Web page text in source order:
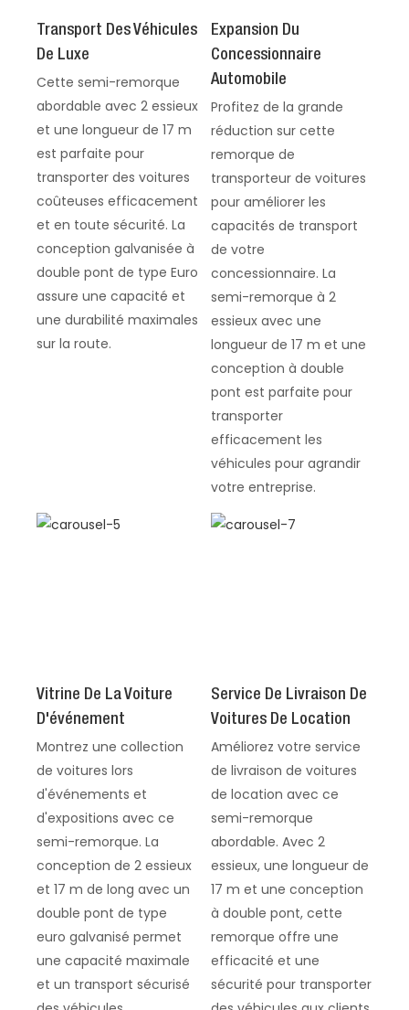
Transport Des Véhicules
De Luxe
Cette semi-remorque
abordable avec 2 essieux
et une longueur de 17 m
est parfaite pour
transporter des voitures
coûteuses efficacement
et en toute sécurité. La
conception galvanisée à
double pont de type Euro
assure une capacité et
une durabilité maximales
sur la route.
Expansion Du
Concessionnaire
Automobile
Profitez de la grande
réduction sur cette
remorque de
transporteur de voitures
pour améliorer les
capacités de transport
de votre
concessionnaire. La
semi-remorque à 2
essieux avec une
longueur de 17 m et une
conception à double
pont est parfaite pour
transporter
efficacement les
véhicules pour agrandir
votre entreprise.
Vitrine De La Voiture
D'événement
Montrez une collection
de voitures lors
d'événements et
d'expositions avec ce
semi-remorque. La
conception de 2 essieux
et 17 m de long avec un
double pont de type
euro galvanisé permet
une capacité maximale
et un transport sécurisé
Service De Livraison De
Voitures De Location
Améliorez votre service
de livraison de voitures
de location avec ce
semi-remorque
abordable. Avec 2
essieux, une longueur de
17 m et une conception
à double pont, cette
remorque offre une
efficacité et une
sécurité pour transporter